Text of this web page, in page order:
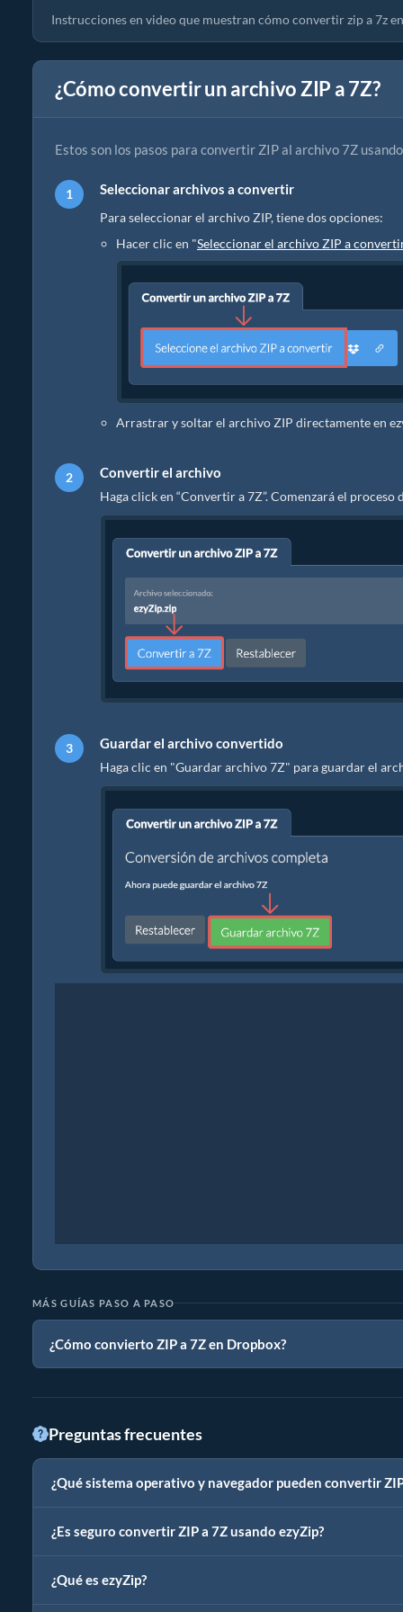
Instrucciones en video que muestran cómo convertir zip a 7z
¿Cómo convertir un archivo ZIP a 7Z?
Estos son los pasos para convertir ZIP al archivo 7Z
Seleccionar archivos a convertir
Para seleccionar el archivo ZIP, tiene dos opciones:
Hacer clic en "Seleccionar el archivo ZIP a
Arrastrar y soltar el archivo ZIP directamente en
Convertir el archivo
Haga click en “Convertir a 7Z”. Comenzará el
Guardar el archivo convertido
Haga clic en "Guardar archivo 7Z" para guardar el
MÁS GUÍAS PASO A PASO
¿Cómo convierto ZIP a 7Z en Dropbox?
Preguntas frecuentes
¿Qué sistema operativo y navegador pueden convertir
¿Es seguro convertir ZIP a 7Z usando ezyZip?
¿Qué es ezyZip?